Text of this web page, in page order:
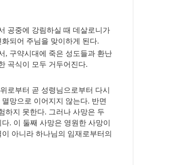
공중에 강림하실 때 데살로니가
되어 주님을 맞이하게 된다.
, 구약시대에 죽은 성도들과 환난
곡식이 모두 거두어진다.
로부터 곧 성령님으로부터 다시
망으로 이어지지 않는다. 반면
하지 못한다. 그러나 사망은 두
다. 이 둘째 사망은 영원한 사망이
아니라 하나님의 임재로부터의